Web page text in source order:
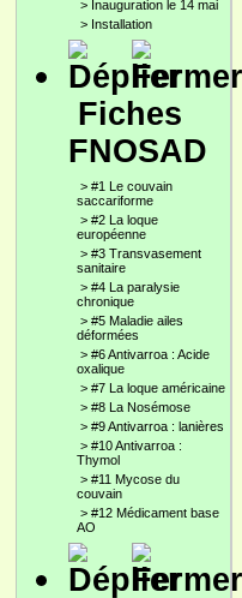
> Inauguration le 14 mai
> Installation
Fiches
FNOSAD
> #1 Le couvain
saccariforme
> #2 La loque
européenne
> #3 Transvasement
sanitaire
> #4 La paralysie
chronique
> #5 Maladie ailes
déformées
> #6 Antivarroa : Acide
oxalique
> #7 La loque américaine
> #8 La Nosémose
> #9 Antivarroa : lanières
> #10 Antivarroa :
Thymol
> #11 Mycose du
couvain
> #12 Médicament base
AO